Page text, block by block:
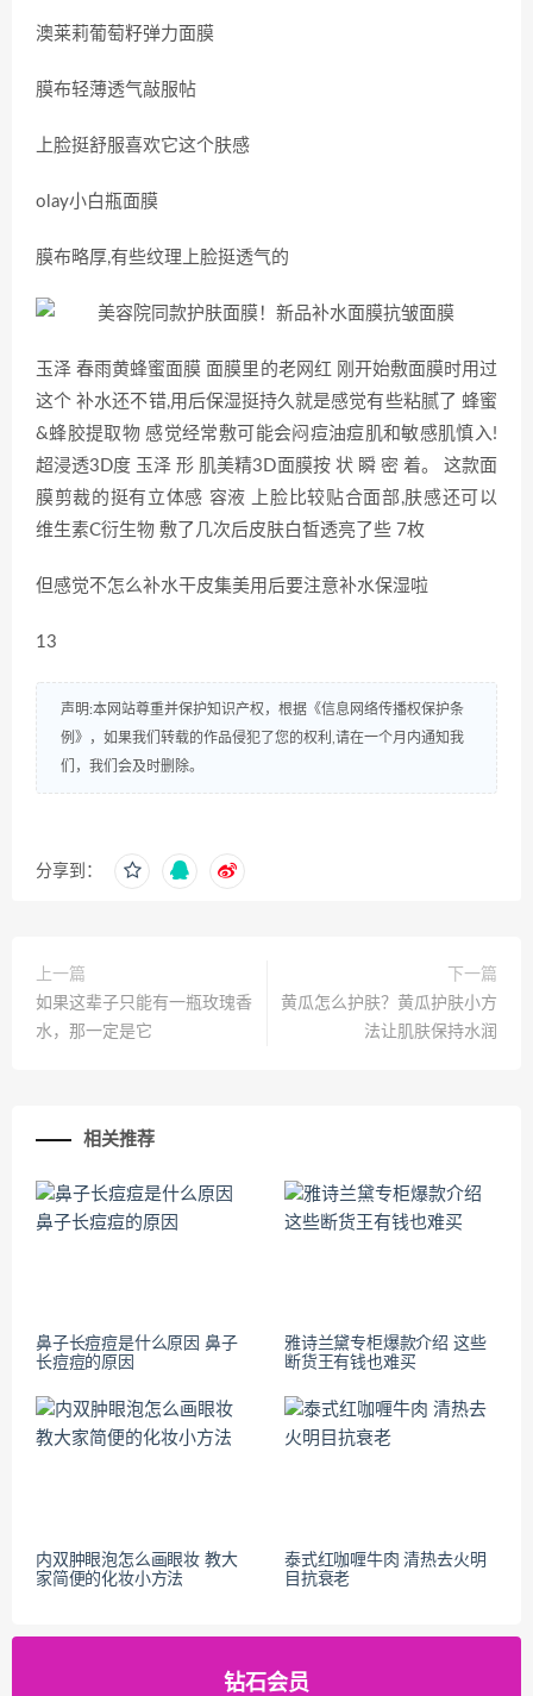
澳莱莉葡萄籽弹力面膜
膜布轻薄透气敲服帖
上脸挺舒服喜欢它这个肤感
olay小白瓶面膜
膜布略厚,有些纹理上脸挺透气的
玉泽 春雨黄蜂蜜面膜 面膜里的老网红 刚开始敷面膜时用过
这个 补水还不错,用后保湿挺持久就是感觉有些粘腻了 蜂蜜
&蜂胶提取物 感觉经常敷可能会闷痘油痘肌和敏感肌慎入!
超浸透3D度 玉泽 形 肌美精3D面膜按 状 瞬 密 着。 这款面
膜剪裁的挺有立体感 容液 上脸比较贴合面部,肤感还可以
维生素C衍生物 敷了几次后皮肤白皙透亮了些 7枚
但感觉不怎么补水干皮集美用后要注意补水保湿啦
13
声明:本网站尊重并保护知识产权，根据《信息网络传播权保护条
例》，如果我们转载的作品侵犯了您的权利,请在一个月内通知我
们，我们会及时删除。
分享到：
上一篇
如果这辈子只能有一瓶玫瑰香
水，那一定是它
下一篇
黄瓜怎么护肤？黄瓜护肤小方
法让肌肤保持水润
相关推荐
鼻子长痘痘是什么原因 鼻子
长痘痘的原因
雅诗兰黛专柜爆款介绍 这些
断货王有钱也难买
内双肿眼泡怎么画眼妆 教大
家简便的化妆小方法
泰式红咖喱牛肉 清热去火明
目抗衰老
钻石会员